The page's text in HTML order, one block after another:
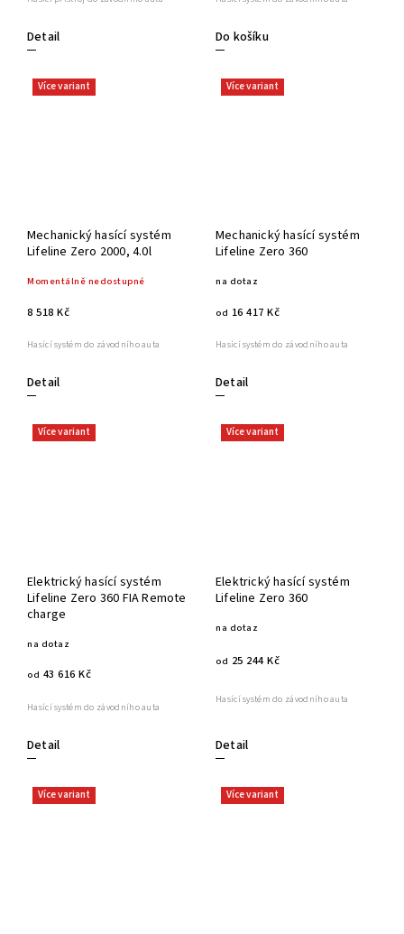
Detail Do košíku
Více variant
Mechanický hasící systém
Lifeline Zero 2000, 4.0l
Momentálně nedostupné
8 518 Kč
Detail
Hasící systém do závodního auta
Více variant
Mechanický hasící systém
Lifeline Zero 360
na dotaz
od 16 417 Kč
Detail
Hasící systém do závodního auta
Více variant
Elektrický hasící systém
Lifeline Zero 360 FIA Remote
charge
na dotaz
od 43 616 Kč
Detail
Hasící systém do závodního auta
Více variant
Elektrický hasící systém
Lifeline Zero 360
na dotaz
od 25 244 Kč
Detail
Hasící systém do závodního auta
Více variant Více variant